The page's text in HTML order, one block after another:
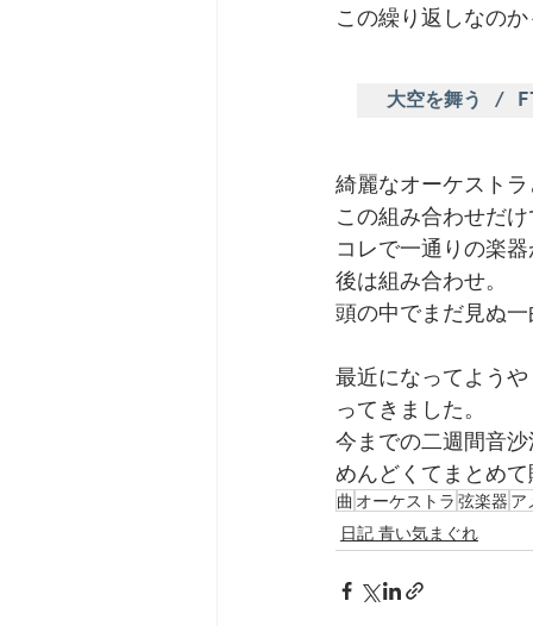
この繰り返しなの
大空を舞う /
綺麗なオーケスト
この組み合わせだ
コレで一通りの楽
後は組み合わせ。
頭の中でまだ見ぬ
最近になってよう
ってきました。
今までの二週間音
めんどくてまとめ
曲 オーケストラ 弦楽器 ア
日記 青い気まぐれ